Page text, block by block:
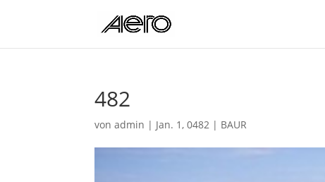
482
vonadmin | Jan. 1, 0482 | BAUR